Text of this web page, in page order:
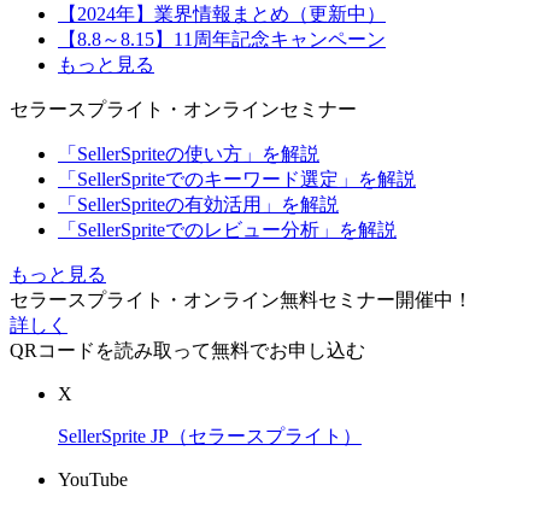
【2024年】業界情報まとめ（更新中）
【8.8～8.15】11周年記念キャンペーン
もっと見る
セラースプライト・オンラインセミナー
「SellerSpriteの使い方」を解説
「SellerSpriteでのキーワード選定」を解説
「SellerSpriteの有効活用」を解説
「SellerSpriteでのレビュー分析」を解説
もっと見る
セラースプライト・オンライン無料セミナー開催中！
詳しく
QRコードを読み取って無料でお申し込む
X
SellerSprite JP（セラースプライト）
YouTube